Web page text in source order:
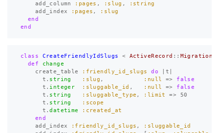
add_column
:pages , :slug ,
:string
add_index
:pages ,
:slug
end
end
class CreateFriendlyIdSlugs < ActiveRecord :: Migration
def
change
create_table
:friendly_id_slugs do t
t . string :slug , :null =>
false
t . integer :sluggable_id , :null =>
false
t . string :sluggable_type , :limit =>
50
t . string
:scope
t .datetime
:created_at
end
add_index
:friendly_id_slugs ,
:sluggable_id